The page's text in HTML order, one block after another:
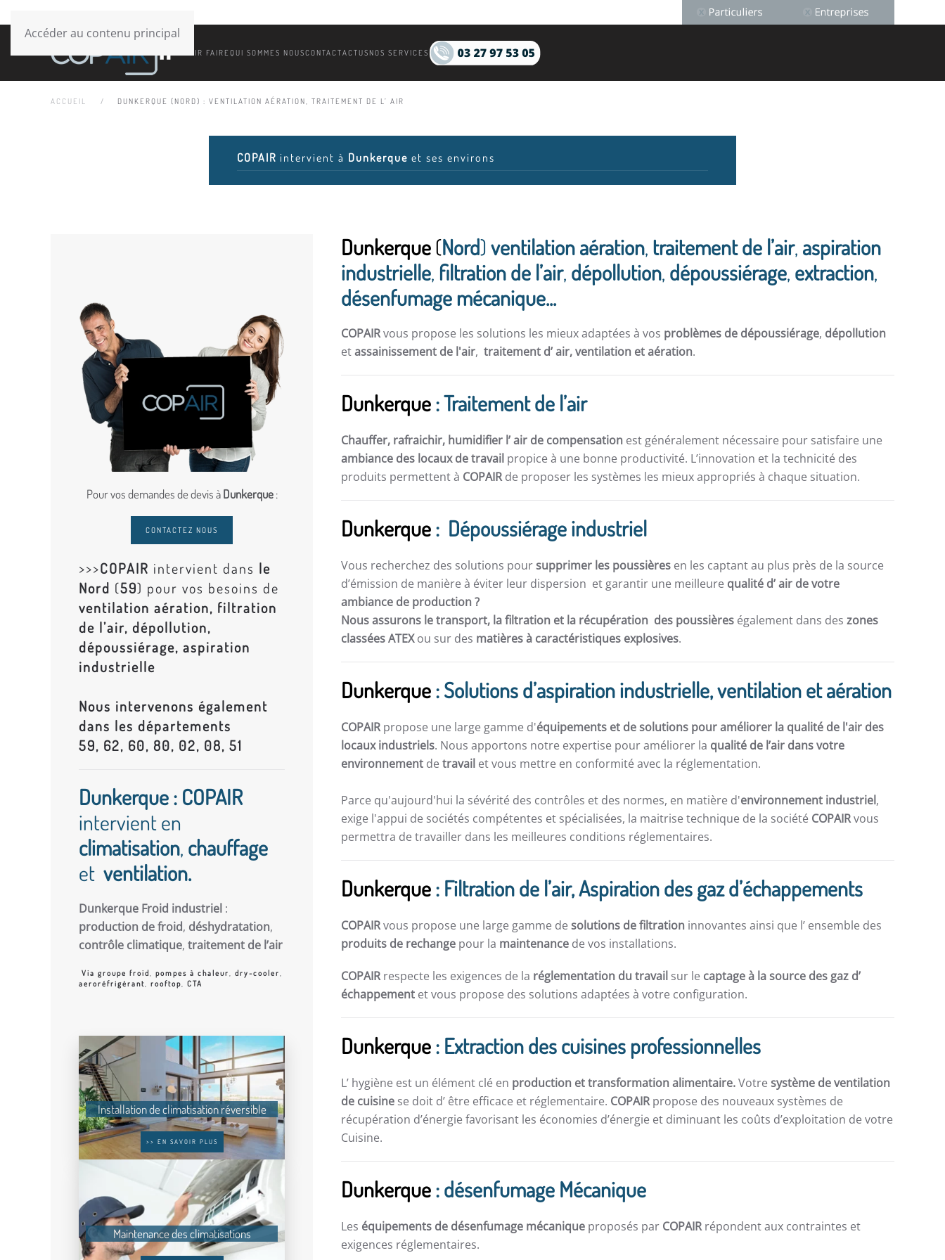
Accéder au contenu principal
SAVOIR FAIREQUI SOMMES NOUSCONTACTACTUS NOS SERVICES
ACCUEIL DUNKERQUE (NORD) : VENTILATION AÉRATION, TRAITEMENT DE L’ AIR
COPAIR intervient à Dunkerque et ses environs
Pour vos demandes de devis àDunkerque:
CONTACTEZ NOUS
>>>COPAIR intervient dans le
Nord (59) pour vos besoins de
ventilation aération, filtration
de l’air, dépollution,
dépoussiérage, aspiration
industrielle
Nous intervenons également
dans les départements
59, 62, 60, 80, 02, 08, 51
Dunkerque : COPAIR
intervient en
climatisation, chauffage
et ventilation.
Dunkerque Froid industriel :
production de froid, déshydratation,
contrôle climatique, traitement de l’air
Via groupe froid pompes à chaleur dry-cooler
aeroréfrigérant
rooftop CTA
Installation de climatisation réversible
>> EN SAVOIR PLUS
Maintenance des climatisations
Dunkerque(Nord)ventilation aération, traitement de l’air, aspiration
industrielle, filtration de l’air, dépollution, dépoussiérage, extraction,
désenfumage mécanique...
COPAIRvous propose les solutions les mieux adaptées à vos problèmes de dépoussiérage, dépollution
etassainissement de l'air,traitement d’ air,ventilation et aération.
Dunkerque: Traitement de l’air
Chauffer, rafraichir, humidifier l’ air de compensation est généralement nécessaire pour satisfaire une
ambiance des locaux de travail propice à une bonne productivité. L’innovation et la technicité des
produits permettent à COPAIRde proposer les systèmes les mieux appropriés à chaque situation.
Dunkerque: Dépoussiérage industriel
Vous recherchez des solutions poursupprimer les poussières en les captant au plus près de la source
d’émission de manière à éviter leur dispersion et garantir une meilleure qualité d’ air de votre
ambiance de production ?
Nous assurons le transport, la filtration et la récupération des poussières également dans deszones
classées ATEXou sur des matières à caractéristiques explosives.
Dunkerque: Solutions d’aspiration industrielle, ventilation et aération
COPAIRpropose une large gamme d'équipements et de solutions pour améliorer la qualité de l'air des
locaux industriels. Nous apportons notre expertise pour améliorer la qualité de l’air dans votre
environnement detravail et vous mettre en conformité avec la réglementation.
Parce qu'aujourd'hui la sévérité des contrôles et des normes, en matière d'environnement industriel,
exige l'appui de sociétés compétentes et spécialisées, la maitrise technique de la société COPAIRvous
permettra de travailler dans les meilleures conditions réglementaires.
Dunkerque: Filtration de l’air, Aspiration des gaz d’échappements
COPAIRvous propose une large gamme desolutions de filtration innovantes ainsi que l’ ensemble des
produits de rechange pour la maintenance de vos installations.
COPAIRrespecte les exigences de la réglementation du travail sur le captage à la source des gaz d’
échappement et vous propose des solutions adaptées à votre configuration.
Dunkerque: Extraction des cuisines professionnelles
L’ hygiène est un élément clé en production et transformation alimentaire.Votresystème de ventilation
de cuisine se doit d’ être efficace et réglementaire. COPAIRpropose des nouveaux systèmes de
récupération d’énergie favorisant les économies d’énergie et diminuant les coûts d’exploitation de votre
Cuisine.
Dunkerque: désenfumage Mécanique
Les équipements de désenfumage mécanique proposés par COPAIRrépondent aux contraintes et
exigences réglementaires.